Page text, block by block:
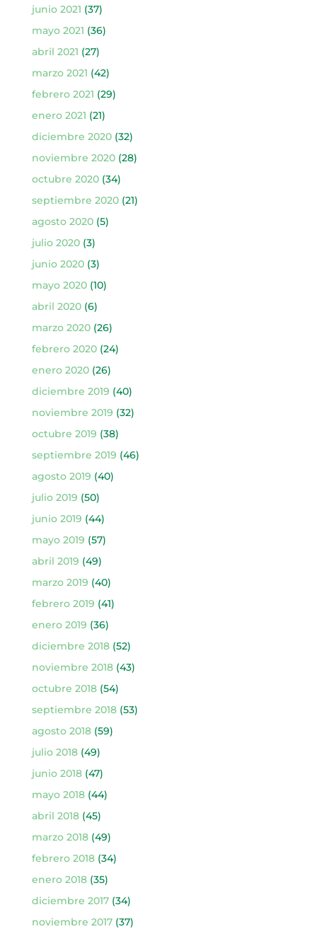
junio 2021 (37)
mayo 2021 (36)
abril 2021 (27)
marzo 2021 (42)
febrero 2021 (29)
enero 2021 (21)
diciembre 2020(32)
noviembre 2020(28)
octubre 2020(34)
septiembre 2020(21)
agosto 2020(5)
julio 2020(3)
junio 2020(3)
mayo 2020(10)
abril 2020(6)
marzo 2020(26)
febrero 2020(24)
enero 2020(26)
diciembre 2019 (40)
noviembre 2019 (32)
octubre 2019 (38)
septiembre 2019 (46)
agosto 2019 (40)
julio 2019 (50)
junio 2019 (44)
mayo 2019 (57)
abril 2019 (49)
marzo 2019 (40)
febrero 2019 (41)
enero 2019 (36)
diciembre 2018(52)
noviembre 2018(43)
octubre 2018(54)
septiembre 2018(53)
agosto 2018(59)
julio 2018(49)
junio 2018(47)
mayo 2018(44)
abril 2018(45)
marzo 2018(49)
febrero 2018(34)
enero 2018(35)
diciembre 2017(34)
noviembre 2017(37)